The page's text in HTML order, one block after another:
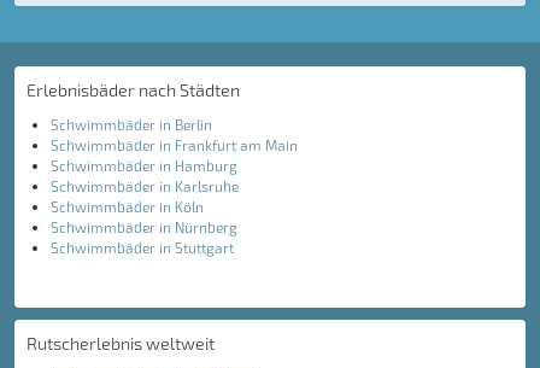
Erlebnisbäder nach Städten
Schwimmbäder in Berlin
Schwimmbäder in Frankfurt am Main
Schwimmbäder in Hamburg
Schwimmbäder in Karlsruhe
Schwimmbäder in Köln
Schwimmbäder in Nürnberg
Schwimmbäder in Stuttgart
Rutscherlebnis weltweit